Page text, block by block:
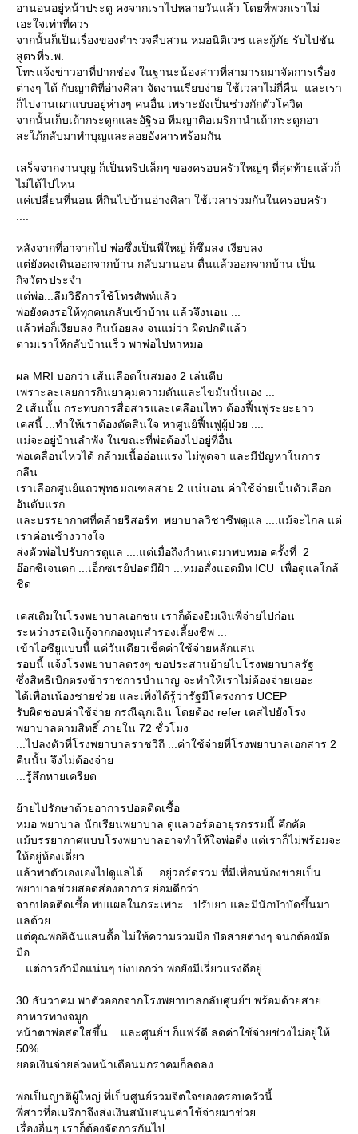
อานอนอยู่หน้าประตู คงจากเราไปหลายวันแล้ว โดยที่พวกเราไม่
เอะใจเท่าที่ควร
จากนั้นก็เป็นเรื่องของตำรวจสืบสวน หมอนิติเวช และกู้ภัย รับไปชัน
สูตรที่ร.พ.
ทรแจ้งข่าวอาที่ปากช่อง ในฐานะน้องสาวที่สามารถมาจัดการเรื่อง
ต่างๆ ได้ กับญาติที่อ่างศิลา จัดงานเรียบง่าย ใช้เวลาไม่กี่คืน และเรา
ก็ไปงานเผาแบบอยู่ห่างๆ คนอื่น เพราะยังเป็นช่วงกักตัวโควิด
จากนั้นเก็บเถ้ากระดูกและอัฐิรอ ทีมญาติอเมริกานำเถ้ากระดูกอา
สะใภ้กลับมาทำบุญและลอยอังคารพร้อมกัน
เสร็จจากงานบุญ ก็เป็นทริปเล็กๆ ของครอบครัวใหญ่ๆ ที่สุดท้ายแล้วก็
ไม่ได้ไปไหน
ค่เปลี่ยนที่นอน ที่กินไปบ้านอ่างศิลา ใช้เวลาร่วมกันในครอบครัว
หลังจากที่อาจากไป พ่อซึ่งเป็นพี่ใหญ่ ก็ซึมลง เงียบลง
ต่ยังคงเดินออกจากบ้าน กลับมานอน ตื่นแล้วออกจากบ้าน เป็น
กิจวัตรประจำ
ต่พ่อ...ลืมวิธีการใช้โทรศัพท์แล้ว
พ่อยังคงรอให้ทุกคนกลับเข้าบ้าน แล้วจึงนอน ...
ล้วพ่อก็เงียบลง กินน้อยลง จนแม่ว่า ผิดปกติแล้ว
ตามเราให้กลับบ้านเร็ว พาพ่อไปหาหมอ
ผล MRI บอกว่า เส้นเลือดในสมอง 2 เล่นตีบ
เพราะละเลยการกินยาคุมความดันและไขมันนั่นเอง ...
2 เส้นนั้น กระทบการสื่อสารและเคลือนไหว ต้องฟื้นฟูระยะยาว
เคสนี้ ...ทำให้เราต้องตัดสินใจ หาศูนย์ฟื้นฟูผู้ป่วย ....
ม่จะอยู่บ้านลำพัง ในขณะที่พ่อต้องไปอยู่ที่อื่น
พ่อเคลื่อนไหวได้ กล้ามเนื้ออ่อนแรง ไม่พูดจา และมีปัญหาในการ
กลืน
เราเลือกศูนย์แถวพุทธมณฑลสาย 2 แน่นอน ค่าใช้จ่ายเป็นตัวเลือก
อันดับแรก
ละบรรยากาศที่คล้ายรีสอร์ท พยาบาลวิชาชีพดูแล ....แม้จะไกล แต่
เราค่อนช้างวางใจ
ส่งตัวพ่อไปรับการดูแล ....แต่เมื่อถึงกำหนดมาพบหมอ ครั้งที่ 2
อ๊อกซิเจนตก ...เอ็กซเรย์ปอดมีฝ้า ...หมอสั่งแอดมิท ICU เพื่อดูแลใกล้
ชิด
เคสเดิมในโรงพยาบาลเอกชน เราก็ต้องยืมเงินพี่จ่ายไปก่อน
ระหว่างรอเงินกู้จากกองทุนสำรองเลี้ยงชีพ ...
เข้าไอซียูแบบนี้ แค่วันเดียวเช็คค่าใช้จ่ายหลักแสน
รอบนี้ แจ้งโรงพยาบาลตรงๆ ขอประสานย้ายไปโรงพยาบาลรัฐ
ซึ่งสิทธิเบิกตรงข้าราชการบำนาญ จะทำให้เราไม่ต้องจ่ายเยอะ
ได้เพื่อนน้องชายช่วย และเพิ่งได้รู้ว่ารัฐมีโครงการ UCEP
รับผิดชอบค่าใช้จ่าย กรณีฉุกเฉิน โดยต้อง refer เคสไปยังโรง
พยาบาลตามสิทธิ์ ภายใน 72 ชั่วโมง
...ไปลงตัวที่โรงพยาบาลราชวิถี ...ค่าใช้จ่ายที่โรงพยาบาลเอกสาร 2
คืนนั้น จึงไม่ต้องจ่า
...รู้สึกหายเครียด
้ายไปรักษาด้วยอาการปอดติดเชื้อ
หมอ พยาบาล นักเรียนพยาบาล ดูแลวอร์ดอายุรกรรมนี้ คึกคัด
ม้บรรยากาศแบบโรงพยาบาลอาจทำให้ใจพ่อดิ่ง แต่เราก็ไม่พร้อมจะ
ห้อยู่ห้องเดี่ยว
ล้วพาตัวเองเองไปดูแลได้ ....อยู่วอร์ดรวม ที่มีเพื่อนน้องชายเป็น
พยาบาลช่วยสอดส่องอาการ ย่อมดีกว่า
จากปอดติดเชื้อ พบแผลในกระเพาะ ..ปรับยา และมีนักบำบัดขึ้นมา
ลด้ว
ต่คุณพ่ออิฉันแสนดื้อ ไม่ให้ความร่วมมือ ปัดสายต่างๆ จนกต้องมัด
มือ .
...แต่การกำมือแน่นๆ บ่งบอกว่า พ่อยังมีเรี่ยวแรงดีอยู่
30 ธันวาคม พาตัวออกจากโรงพยาบาลกลับศูนย์ฯ พร้อมด้วยสา
อาหารทางจมูก ...
หน้าตาพ่อสดใสขึ้น ...และศูนย์ฯ ก็แฟร์ดี ลดค่าใช้จ่ายช่วงไม่อยู่ให้
50%
อดเงินจ่ายล่วงหน้าเดือนมกราคมก็ลดลง ....
พ่อเป็นญาติผู้ใหญ่ ที่เป็นศูนย์รวมจิตใจของครอบครัวนี้ ...
พี่สาวที่อเมริกาจึงส่งเงินสนับสนุนค่าใช้จ่ายมาช่วย ...
เรื่องอื่นๆ เราก็ต้องจัดการกันไป